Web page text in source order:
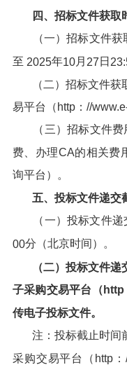
四、招标文件获取
（一）招标文件获
至 2025年10月 27 日 23:
（二）招标文件
易平台（http：//
（三）招标文件
费、办理CA的相关费
询平台）。
五、投标文件递交
（一）投标文件递
00分（北京时间）。
（二）投标文件递
子采购交易平台
（
传电子投标文件。
注：投标截止时间
采购交易平台（http